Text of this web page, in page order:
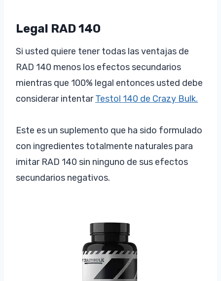
Legal RAD 140
Si usted quiere tener todas las ventajas de
RAD 140 menos los efectos secundarios
mientras que 100% legal entonces usted debe
considerar intentarTestol 140 de Crazy Bulk.
Este es un suplemento que ha sido formulado
con ingredientes totalmente naturales para
imitar RAD 140 sin ninguno de sus efectos
secundarios negativos.